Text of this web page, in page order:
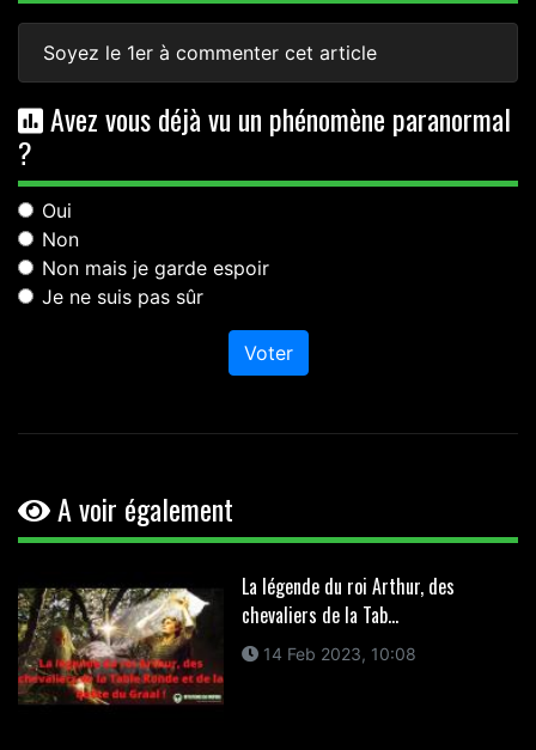
Soyez le 1er à commenter cet article
Avez vous déjà vu un phénomène paranormal
?
Oui
Non
Non mais je garde espoir
Je ne suis pas sûr
Voter
A voir également
La légende du roi Arthur, des
chevaliers de la Tab...
14 Feb 2023, 10:08